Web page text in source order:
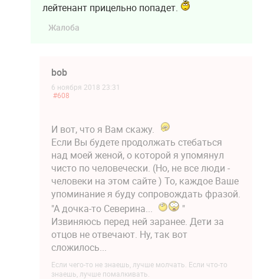
лейтенант прицельно попадет.
Жалоба
bob
6 ноября 2018 23:31
#608
И вот, что я Вам скажу.
Если Вы будете продолжать стебаться
над моей женой, о которой я упомянул
чисто по человечески. (Но, не все люди -
человеки на этом сайте ) То, каждое Ваше
упоминание я буду сопровождать фразой.
"А дочка-то Северина...
"
Извиняюсь перед ней заранее. Дети за
отцов не отвечают. Ну, так вот
сложилось...
Если чего-то не знаешь, лучше молчать. Если что-то
знаешь, лучше помалкивать.